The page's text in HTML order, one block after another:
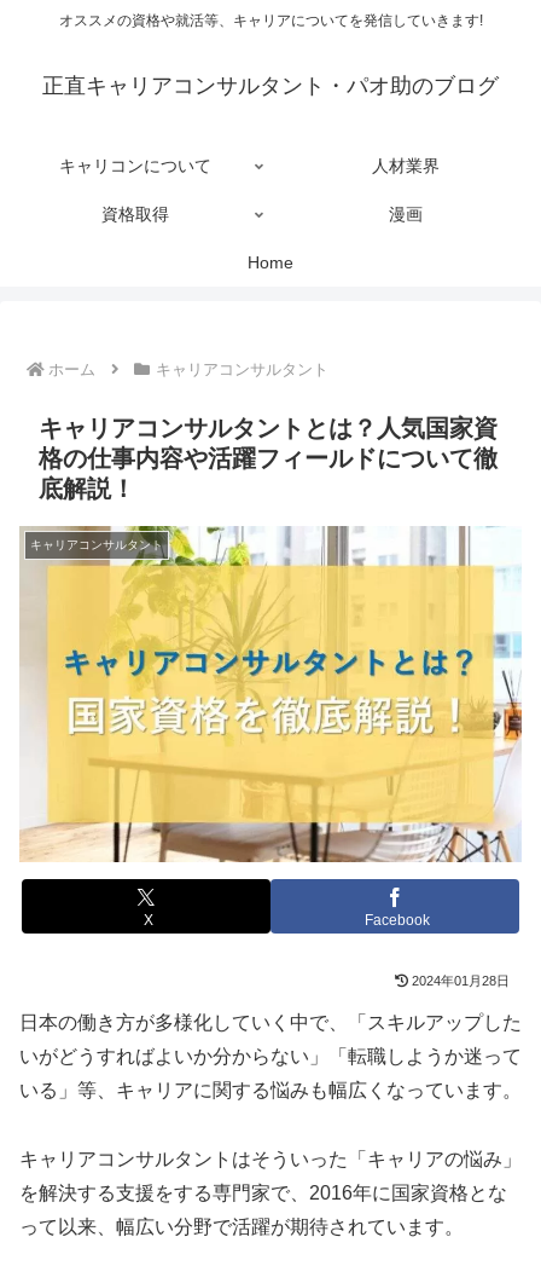
オススメの資格や就活等、キャリアについてを発信していきます!
正直キャリアコンサルタント・パオ助のブログ
キャリコンについて 人材業界
資格取得 漫画
Home
ホーム キャリアコンサルタント
キャリアコンサルタントとは？人気国家資
格の仕事内容や活躍フィールドについて徹
底解説！
キャリアコンサルタント
X Facebook
2024年01月28日
日本の働き方が多様化していく中で、「スキルアップした
いがどうすればよいか分からない」「転職しようか迷って
いる」等、キャリアに関する悩みも幅広くなっています。
キャリアコンサルタントはそういった「キャリアの悩み」
を解決する支援をする専門家で、2016年に国家資格とな
って以来、幅広い分野で活躍が期待されています。